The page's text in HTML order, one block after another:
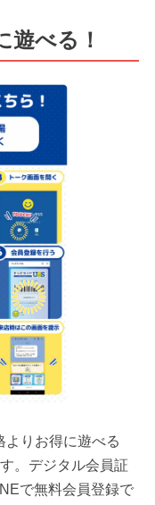
遊べる！
よりお得に遊べる
。デジタル会員証
で無料会員登録で